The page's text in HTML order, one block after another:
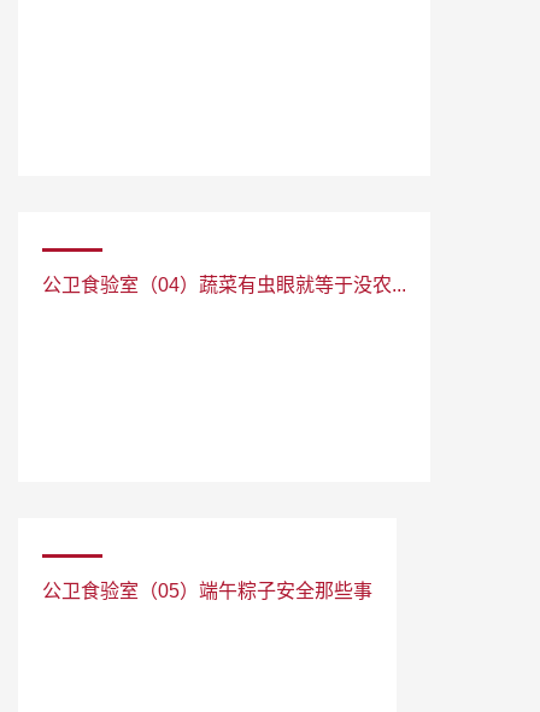
公卫食验室（04）蔬菜有虫眼就等于没农...
公卫食验室（05）端午粽子安全那些事